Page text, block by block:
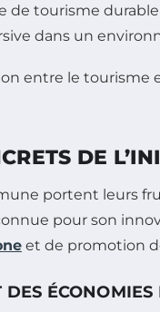
de tourisme
dans un
entre le
DE
portent leurs
pour son
et de promotion
DES